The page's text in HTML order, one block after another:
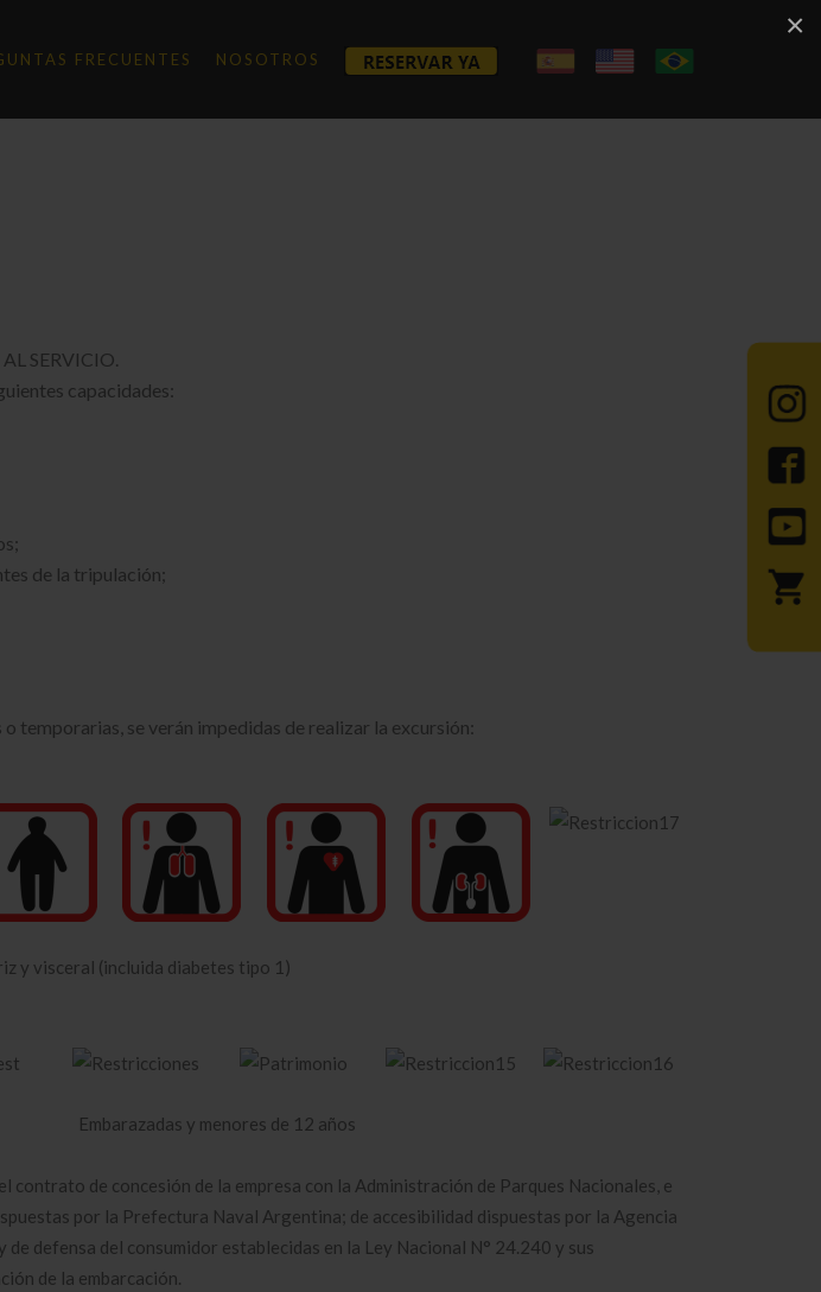
×
FRECUENTES NOSOTROS
SERVICIO.
capacidades:
de la tripulación;
temporarias, se verán impedidas de realizar la excursión:
y visceral (incluida diabetes tipo 1)
Embarazadas y menores de 12 años
de concesión de la empresa con la Administración de Parques Nacionales, e
por la Prefectura Naval Argentina; de accesibilidad dispuestas por la Agencia
defensa del consumidor establecidas en la Ley Nacional N° 24.240 y sus
de la embarcación.